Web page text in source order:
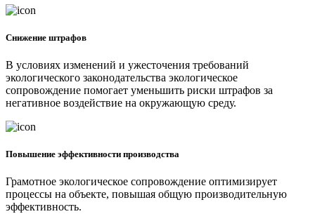
Снижение штрафов
В условиях изменений и ужесточения требований
экологического законодательства экологическое
сопровождение помогает уменьшить риски штрафов за
негативное воздействие на окружающую среду.
Повышение эффективности производства
Грамотное экологическое сопровождение оптимизирует
процессы на объекте, повышая общую производительную
эффективность.